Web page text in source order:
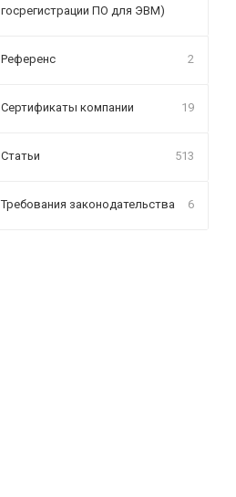
госрегистрации ПО для ЭВМ)
Референс 2
Сертификаты компании 19
Статьи 513
Требования законодательства 6